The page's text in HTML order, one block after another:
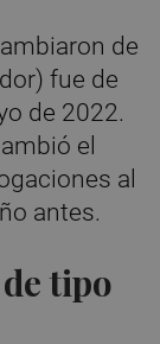
de
fue de
de 2022.
el
al
antes.
tipo